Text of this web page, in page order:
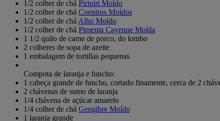
1/2 colher de chá Piripiri Moído
1/2 colher de chá Coentros Moídos
1/2 colher de chá Alho Moído
1/2 colher de chá Pimenta Cayenne Moída
1 1/2 quilo de carne de porco, do lombo
2 colheres de sopa de azeite
1 embalagem de tortillas pequenas
Compota de laranja e funcho:
1 cabeça grande de funcho, cortado finamente, cerca de 2
2 chávenas de sumo de laranja
1/4 chávena de açúcar amarelo
1/4 colher de chá Gengibre Moído
1 laranja grande